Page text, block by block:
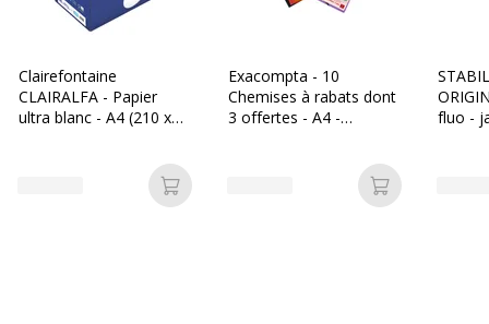
Clairefontaine
CLAIRALFA - Papier
ultra blanc - A4 (210 x
Ajouter au panier
Exacompta - 10
Chemises à rabats dont
3 offertes - A4 -
Ajouter au
fluo -